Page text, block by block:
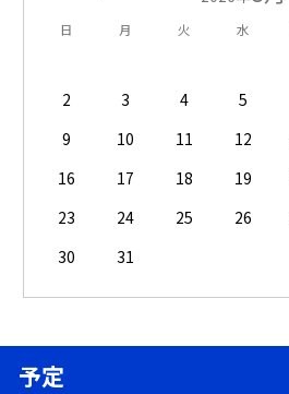
日 月 火 水
2
3 4 5
9
10 11 12
16
17 18 19
23
24 25 26
30
31
予定